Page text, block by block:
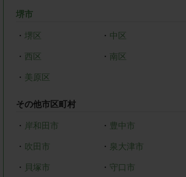
堺市
・ 堺区 ・ 中区
・ 西区 ・ 南区
・ 美原区
その他市区町村
・ 岸和田市 ・ 豊中市
・ 吹田市 ・ 泉大津市
・ 貝塚市 ・ 守口市